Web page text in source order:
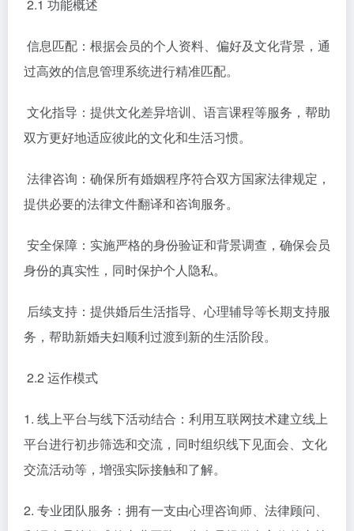
2.1 功能概述
信息匹配：根据会员的个人资料、偏好及文化背景，通
过高效的信息管理系统进行精准匹配。
文化指导：提供文化差异培训、语言课程等服务，帮助
双方更好地适应彼此的文化和生活习惯。
法律咨询：确保所有婚姻程序符合双方国家法律规定，
提供必要的法律文件翻译和咨询服务。
安全保障：实施严格的身份验证和背景调查，确保会员
身份的真实性，同时保护个人隐私。
后续支持：提供婚后生活指导、心理辅导等长期支持服
务，帮助新婚夫妇顺利过渡到新的生活阶段。
2.2 运作模式
1. 线上平台与线下活动结合：利用互联网技术建立线上
平台进行初步筛选和交流，同时组织线下见面会、文化
交流活动等，增强实际接触和了解。
2. 专业团队服务：拥有一支由心理咨询师、法律顾问、